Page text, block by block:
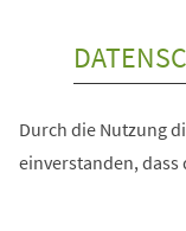
Durch die Nutzung
einverstanden, dass